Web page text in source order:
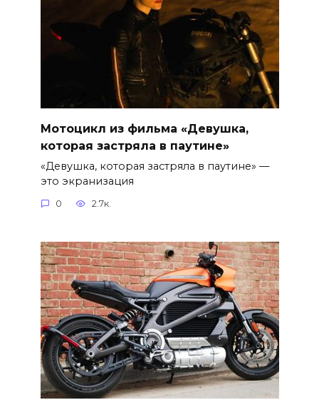
Мотоцикл из фильма «Девушка,
которая застряла в паутине»
«Девушка, которая застряла в паутине» —
это экранизация
0 2.7к.